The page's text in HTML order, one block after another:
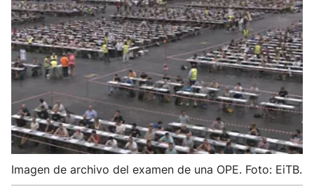
Imagen de archivo del examen de una OPE. Foto: EiTB.